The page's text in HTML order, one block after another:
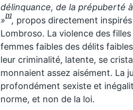
délinquance, de la prépuberté
»[1], propos directement
Lombroso. La violence des
femmes faibles des délits
leur criminalité, latente, se
monnaient assez aisément. La
profondément sexiste et
norme, et non de la loi.